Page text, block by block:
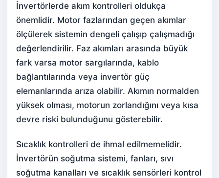
İnvertörlerde akım kontrolleri oldukça
önemlidir. Motor fazlarından geçen akımlar
ölçülerek sistemin dengeli çalışıp çalışmadığı
değerlendirilir. Faz akımları arasında büyük
fark varsa motor sargılarında, kablo
bağlantılarında veya invertör güç
elemanlarında arıza olabilir. Akımın normalden
yüksek olması, motorun zorlandığını veya kısa
devre riski bulunduğunu gösterebilir.
Sıcaklık kontrolleri de ihmal edilmemelidir.
İnvertörün soğutma sistemi, fanları, sıvı
soğutma kanalları ve sıcaklık sensörleri kontrol